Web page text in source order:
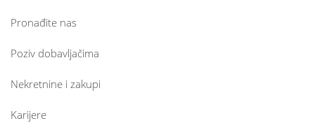
Pronađite nas
Poziv dobavljačima
Nekretnine i zakupi
Karijere